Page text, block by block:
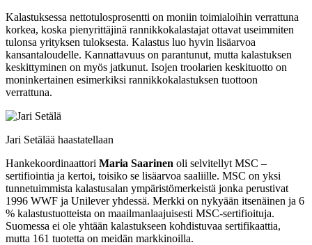
Kalastuksessa nettotulosprosentti on moniin toimialoihin verrattuna
korkea, koska pienyrittäjinä rannikkokalastajat ottavat useimmiten
tulonsa yrityksen tuloksesta. Kalastus luo hyvin lisäarvoa
kansantaloudelle. Kannattavuus on parantunut, mutta kalastuksen
keskittyminen on myös jatkunut. Isojen troolarien keskituotto on
moninkertainen esimerkiksi rannikkokalastuksen tuottoon
verrattuna.
Jari Setälää haastatellaan
Hankekoordinaattori Maria Saarinen oli selvitellyt MSC –
sertifiointia ja kertoi, toisiko se lisäarvoa saaliille. MSC on yksi
tunnetuimmista kalastusalan ympäristömerkeistä jonka perustivat
1996 WWF ja Unilever yhdessä. Merkki on nykyään itsenäinen ja 6
% kalastustuotteista on maailmanlaajuisesti MSC-sertifioituja.
Suomessa ei ole yhtään kalastukseen kohdistuvaa sertifikaattia,
mutta 161 tuotetta on meidän markkinoilla.